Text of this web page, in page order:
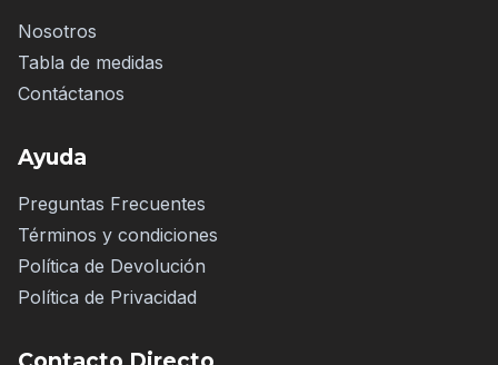
Nosotros
Tabla de medidas
Contáctanos
Ayuda
Preguntas Frecuentes
Términos y condiciones
Política de Devolución
Política de Privacidad